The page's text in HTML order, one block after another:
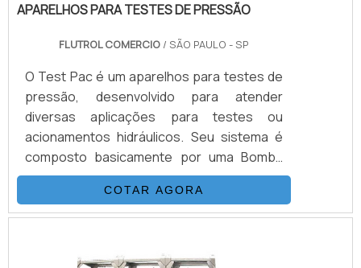
APARELHOS PARA TESTES DE PRESSÃO
FLUTROL COMERCIO / SÃO PAULO - SP
O Test Pac é um aparelhos para testes de
pressão, desenvolvido para atender
diversas aplicações para testes ou
acionamentos hidráulicos. Seu sistema é
composto basicamente por uma Bomba
Hidropneumática Haskel, kit de preparação
de ar, conjunto de filtros, válvulas, skid
tubular carbono ou inox, ou tanque inox.As
comprimido de compressor ou Nitrogênio,
COTAR AGORA